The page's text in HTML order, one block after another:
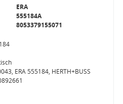
ERA
555184A
8053379155071
ERA 555184, HERTH+BUSS